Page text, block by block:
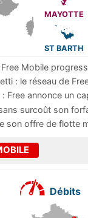
MAYOTTE
ST BARTH
Mobile
: le réseau de
Free annonce un
surcoût son
son offre de flotte
Débits